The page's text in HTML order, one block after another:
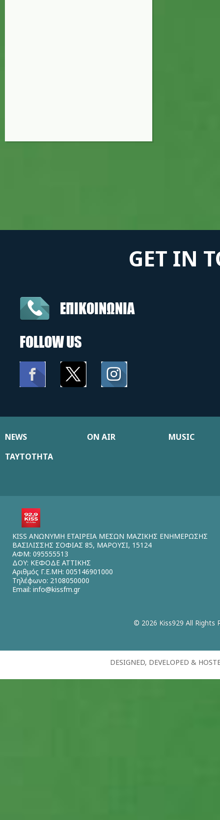
GET IN
ΕΠΙΚΟΙΝΩΝΙΑ
FOLLOW US
NEWS ON AIR
MUSIC
ΤΑΥΤΟΤΗΤΑ
KISS ΑΝΩΝΥΜΗ ΕΤΑΙΡΕΙΑ ΜΕΣΩΝ ΜΑΖΙΚΗΣ ΕΝΗΜΕΡΩΣΗΣ
ΒΑΣΙΛΙΣΣΗΣ ΣΟΦΙΑΣ 85, ΜΑΡΟΥΣΙ, 15124
ΑΦΜ: 095555513
ΔΟΥ: ΚΕΦΟΔΕ ΑΤΤΙΚΗΣ
Αριθμός Γ.Ε.ΜΗ: 005146901000
Τηλέφωνο: 2108050000
Email: info@kissfm.gr
© 2026 Kiss929 All Rights
DESIGNED, DEVELOPED &